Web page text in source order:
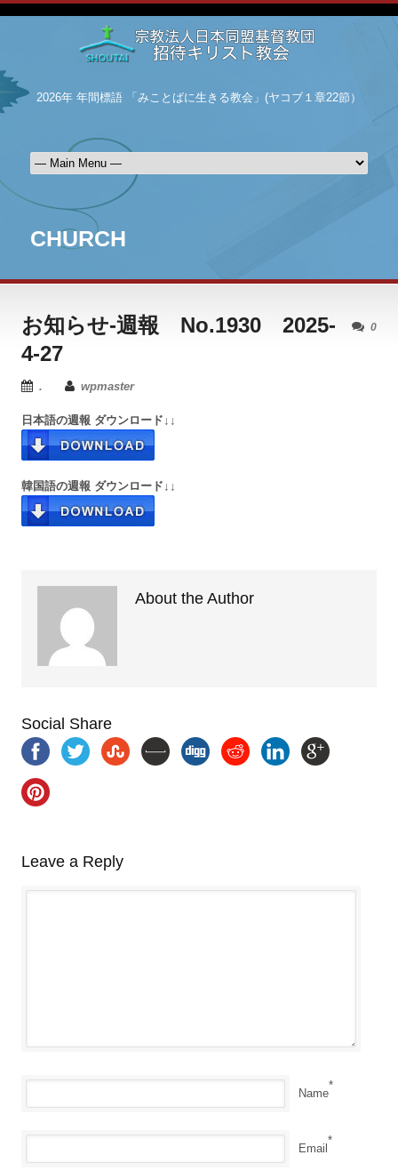
2026年 年間標語 「みことばに生きる教会」(ヤコブ１章22節）
CHURCH
0
お知らせ-週報 No.1930 2025-
4-27
. wpmaster
日本語の週報 ダウンロード↓↓
韓国語の週報 ダウンロード↓↓
About the Author
Social Share
Leave a Reply
Name
*
Email
*